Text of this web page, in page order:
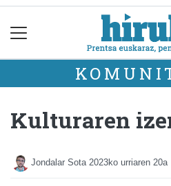
Kulturaren
Jondalar Sota 2023ko urriaren 20a